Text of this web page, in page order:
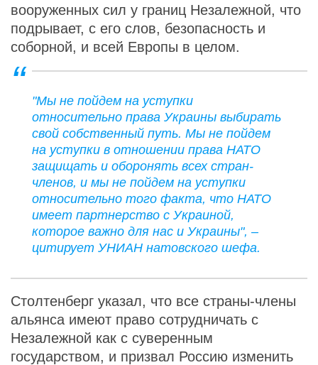
вооруженных сил у границ Незалежной, что
подрывает, с его слов, безопасность и
соборной, и всей Европы в целом.
"Мы не пойдем на уступки
относительно права Украины выбирать
свой собственный путь. Мы не пойдем
на уступки в отношении права НАТО
защищать и оборонять всех стран-
членов, и мы не пойдем на уступки
относительно того факта, что НАТО
имеет партнерство с Украиной,
которое важно для нас и Украины", –
цитирует УНИАН натовского шефа.
Столтенберг указал, что все страны-члены
альянса имеют право сотрудничать с
Незалежной как с суверенным
государством, и призвал Россию изменить